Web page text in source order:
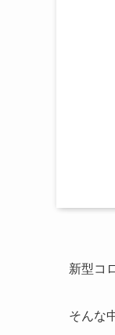
新型コ
そんな